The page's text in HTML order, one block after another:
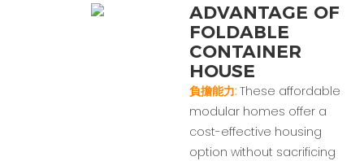
ADVANTAGE OF
FOLDABLE
CONTAINER
HOUSE
負擔能力: These affordable
modular homes offer a
cost-effective housing
option without sacrificing